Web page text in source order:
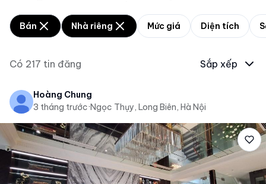
Bán Nhà riêng Mức giá Diện tích
Có 217 tin đăng Sắp xếp
Hoàng Chung
3 tháng trước·Ngọc Thụy, Long Biên, Hà Nội